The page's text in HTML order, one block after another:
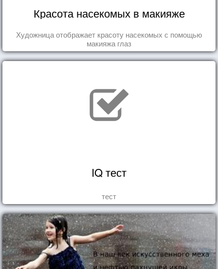
Красота насекомых в макияже
Художница отображает красоту насекомых с помощью
макияжа глаз
IQ тест
тест